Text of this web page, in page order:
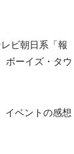
ビ朝日系「報
ボーイズ・タウ
イベントの感想